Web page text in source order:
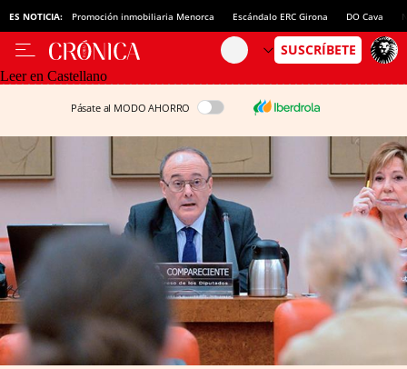
ES NOTICIA: Promoción inmobiliaria Menorca Escándalo ERC Girona DO Cava
Leer en Castellano
Pásate al MODO AHORRO